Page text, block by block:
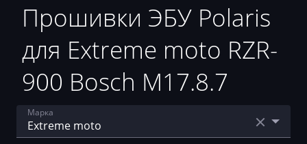
Прошивки ЭБУ Polaris
для Extreme moto RZR-
900 Bosch M17.8.7
Марка